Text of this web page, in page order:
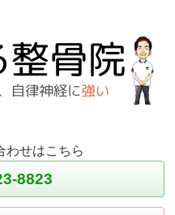
わせはこちら
8823